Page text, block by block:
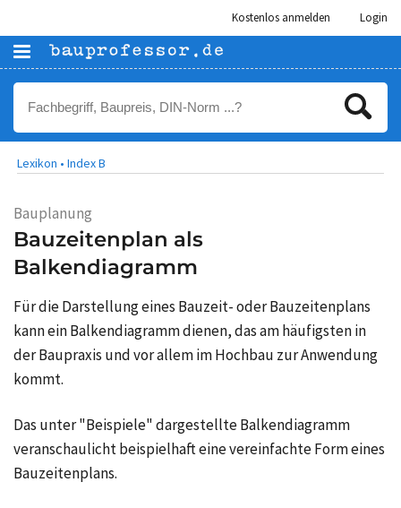
Kostenlos anmelden Login
Lexikon • Index B
Bauplanung
Bauzeitenplan als
Balkendiagramm
Für die Darstellung eines Bauzeit- oder Bauzeitenplans
kann ein Balkendiagramm dienen, das am häufigsten in
der Baupraxis und vor allem im Hochbau zur Anwendung
kommt.
Das unter "Beispiele" dargestellte Balkendiagramm
veranschaulicht beispielhaft eine vereinfachte Form eines
Bauzeitenplans.